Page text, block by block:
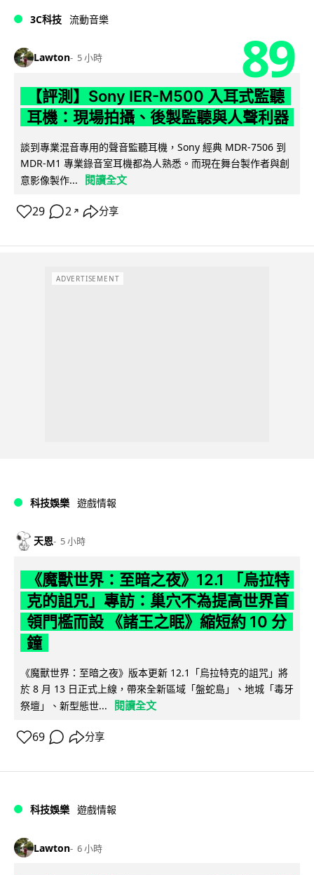
3C科技 流動音樂
Lawton 5 小時 89
【評測】Sony IER-M500 入耳式監聽
耳機：現場拍攝、後製監聽與人聲利器
談到專業混音專用的聲音監聽耳機，Sony 經典 MDR-7506 到
MDR-M1 專業錄音室耳機都為人熟悉。而現在舞台製作者與創
意影像製作...
閱讀全文
29 2 ↗ 分享
ADVERTISEMENT
科技娛樂 遊戲情報
天恩 5 小時
《魔獸世界：至暗之夜》12.1 「烏拉特
克的詛咒」專訪：巢穴不為提高世界首
領門檻而設 《諸王之眠》縮短約 10 分
鐘
《魔獸世界：至暗之夜》版本更新 12.1「烏拉特克的詛咒」將
於 8 月 13 日正式上線，帶來全新區域「盤蛇島」、地城「毒牙
祭壇」、新型態世...
閱讀全文
69 分享
科技娛樂 遊戲情報
Lawton 6 小時